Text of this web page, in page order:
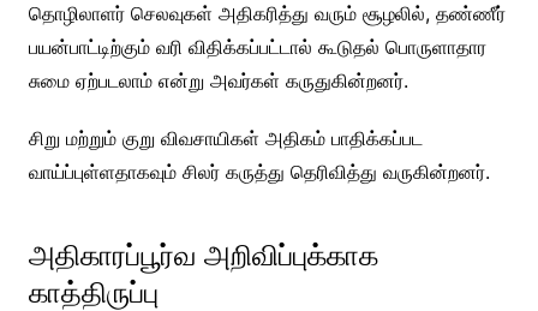
தொழிலாளர் செலவுகள் அதிகரித்து வரும் சூழலில், தண்ணீர்
பயன்பாட்டிற்கும் வரி விதிக்கப்பட்டால் கூடுதல் பொருளாதார
சுமை ஏற்படலாம் என்று அவர்கள் கருதுகின்றனர்.
சிறு மற்றும் குறு விவசாயிகள் அதிகம் பாதிக்கப்பட
வாய்ப்புள்ளதாகவும் சிலர் கருத்து தெரிவித்து வருகின்றனர்.
அதிகாரப்பூர்வ அறிவிப்புக்காக
காத்திருப்பு